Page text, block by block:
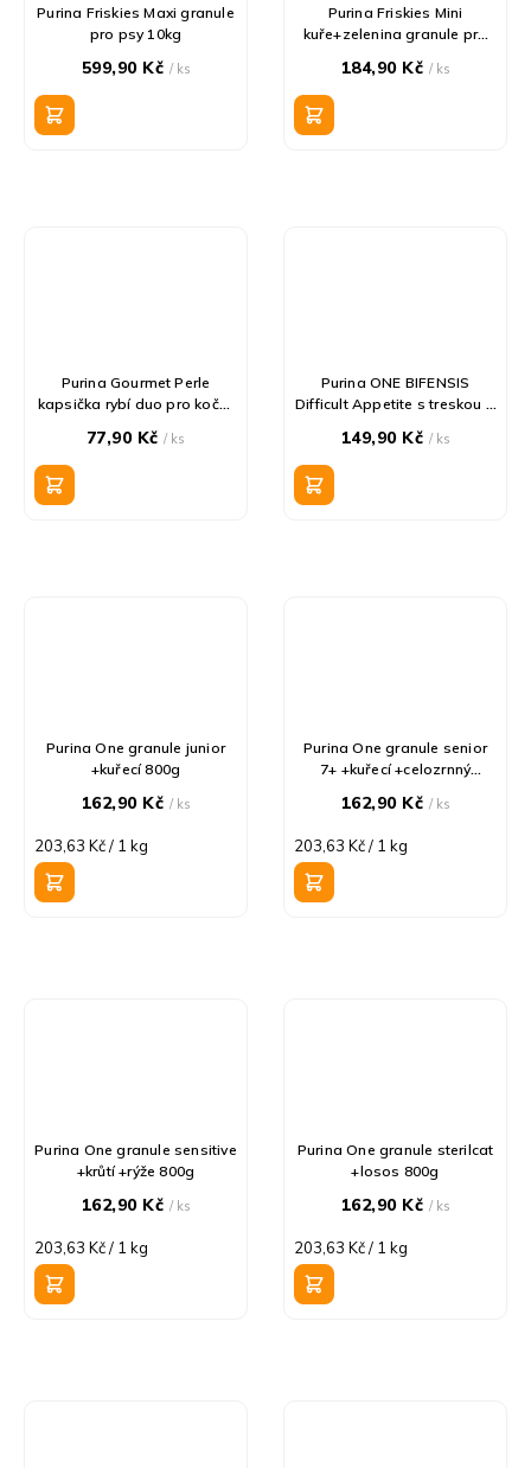
Purina Friskies Maxi granule
pro psy 10kg
599,90 Kč / ks
Purina Friskies Mini
kuře+zelenina granule pro
184,90 Kč / ks
Purina Gourmet Perle
kapsička rybí duo pro kočky
77,90 Kč/ ks
Purina ONE BIFENSIS
Difficult Appetite s treskou a
149,90 Kč / ks
Purina One granule junior
+kuřecí 800g
162,90 Kč / ks
Měrná
cena:
203,63 Kč / 1 kg
Purina One granule senior
7+ +kuřecí +celozrnný
162,90 Kč / ks
Měrná
cena:
203,63 Kč / 1 kg
Purina One granule sensitive
+krůtí +rýže 800g
162,90 Kč / ks
Měrná
cena:
203,63 Kč / 1 kg
Purina One granule sterilcat
+losos 800g
162,90 Kč / ks
Měrná
cena:
203,63 Kč / 1 kg